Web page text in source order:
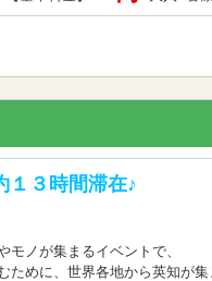
３時間滞在♪
モノが集まるイベントで、
ために、世界各地から英知が集